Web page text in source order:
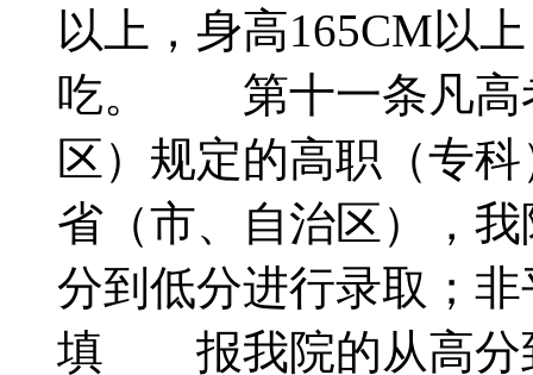
以上，身高165CM以
吃。 第十一条凡高
区）规定的高职（专
省（市、自治区），
分到低分进行录取；
填 报我院的从高分